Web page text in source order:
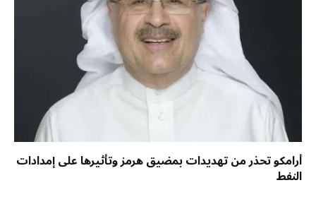
أرامكو تحذر من تهديدات بمضيق هرمز وتأثيرها على إمدادات
النفط